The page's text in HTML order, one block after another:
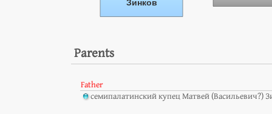
Parents
Father
семипалатинский купец Матвей (Васильевич?)